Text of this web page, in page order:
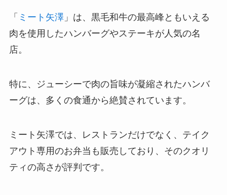
「 ミート矢澤」は、黒毛和牛の最高峰ともいえる
肉を使用したハンバーグやステーキが人気の名
店。
特に、ジューシーで肉の旨味が凝縮されたハンバ
ーグは、多くの食通から絶賛されています。
ミート矢澤では、レストランだけでなく、テイク
アウト専用のお弁当も販売しており、そのクオリ
ティの高さが評判です。